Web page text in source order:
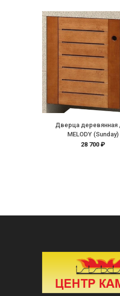
Дверца деревянная
MELODY (Sunday)
28 700 ₽